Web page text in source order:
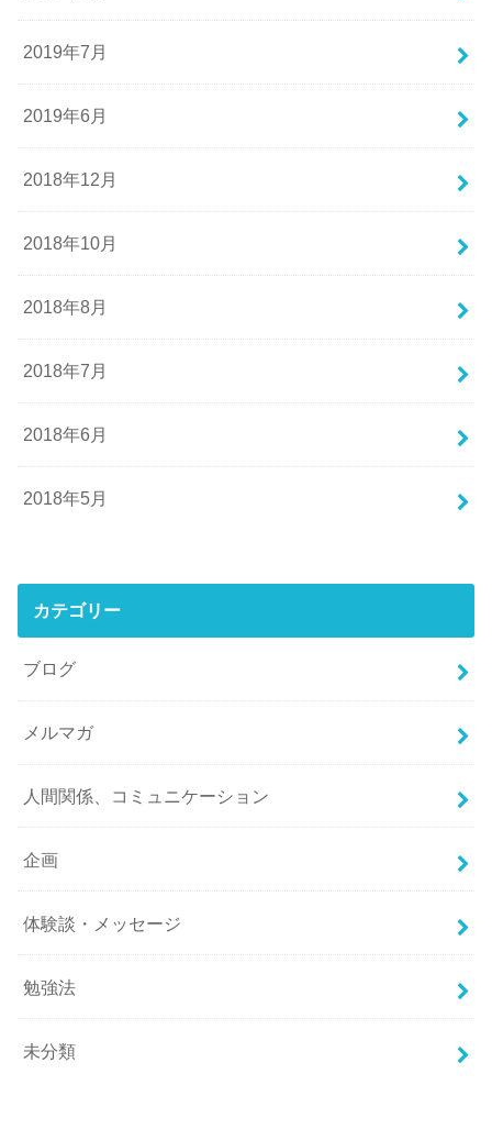
2019年7月
2019年6月
2018年12月
2018年10月
2018年8月
2018年7月
2018年6月
2018年5月
カテゴリー
ブログ
メルマガ
人間関係、コミュニケーション
企画
体験談・メッセージ
勉強法
未分類